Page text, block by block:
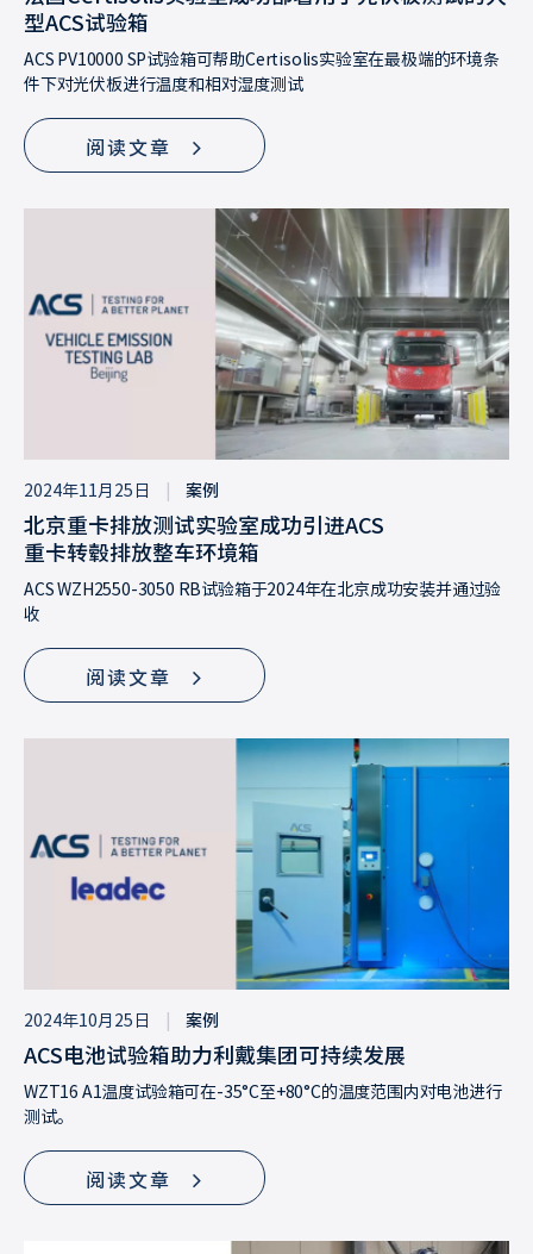
型ACS试验箱
ACS PV10000 SP试验箱可帮助Certisolis实验室在最极端的环境条
件下对光伏板进行温度和相对湿度测试
阅读文章
2024年11月25日 案例
北京重卡排放测试实验室成功引进ACS
重卡转毂排放整车环境箱
ACS WZH2550-3050 RB试验箱于2024年在北京成功安装并通过验
收
阅读文章
2024年10月25日 案例
ACS电池试验箱助力利戴集团可持续发展
WZT16 A1温度试验箱可在-35°C至+80°C的温度范围内对电池进行
测试。
阅读文章